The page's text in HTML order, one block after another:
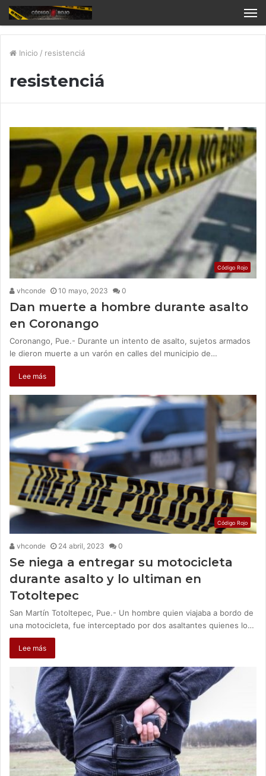
Inicio / resistenciá
resistenciá
Código Rojo
vhconde 10 mayo, 2023 0
Dan muerte a hombre durante asalto
en Coronango
Coronango, Pue.- Durante un intento de asalto, sujetos armados
le dieron muerte a un varón en calles del municipio de…
Lee más
Código Rojo
vhconde 24 abril, 2023 0
Se niega a entregar su motocicleta
durante asalto y lo ultiman en
Totoltepec
San Martín Totoltepec, Pue.- Un hombre quien viajaba a bordo de
una motocicleta, fue interceptado por dos asaltantes quienes lo…
Lee más